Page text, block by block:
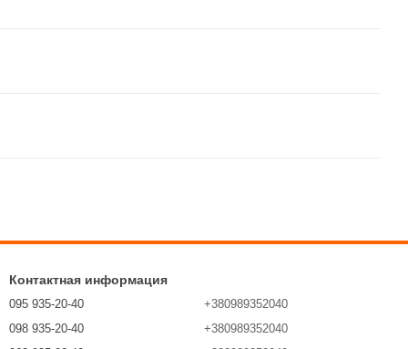
Контактная информация
095 935-20-40
098 935-20-40
+380989352040
+380989352040